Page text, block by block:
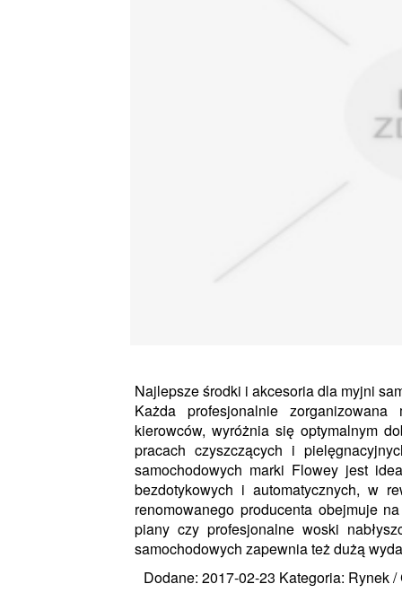
Najlepsze środki i akcesoria dla myjni
Każda profesjonalnie
kierowców, wyróżnia się optymalnym
pracach czyszczących i
samochodowych marki Flowey jest
bezdotykowych i automatycznych, w
renomowanego producenta obejmuje
piany czy profesjonalne woski
samochodowych zapewnia też dużą
Dodane: 2017-02-23 Kategoria: Rynek /